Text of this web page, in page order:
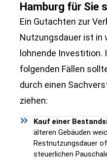
Hamburg für Sie
Ein Gutachten zur
Nutzungsdauer ist in
lohnende Investition.
folgenden Fällen
durch einen
ziehen:
Kauf einer
älteren Gebäuden
Restnutzungsdauer
steuerlichen